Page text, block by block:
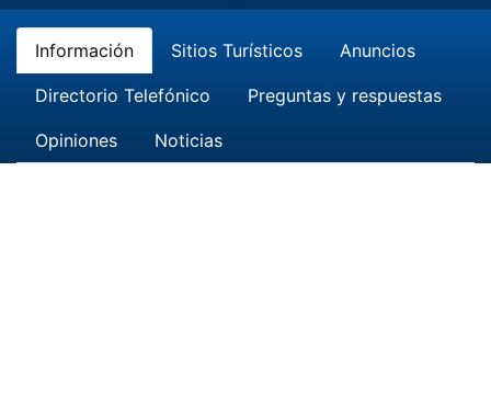
Información Sitios Turísticos Anuncios
Directorio Telefónico Preguntas y respuestas
Opiniones Noticias